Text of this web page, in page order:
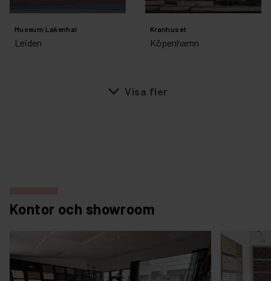
Museum Lakenhal
Leiden
Kranhuset
Köpenhamn
expand_more Visa fler
Kontor och showroom